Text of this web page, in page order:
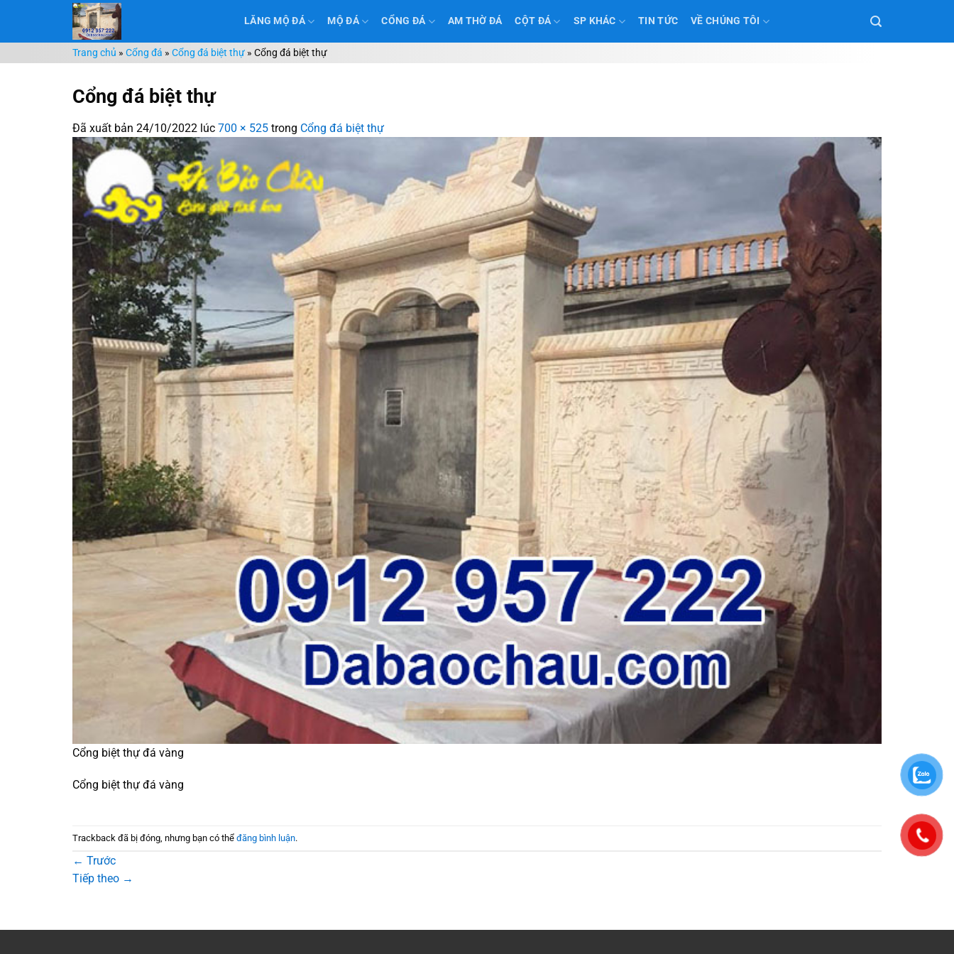
nội
dung
LĂNG MỘ ĐÁ MỘ ĐÁ CỔNG ĐÁ AM THỜ ĐÁ CỘT ĐÁ SP KHÁC TIN TỨC VỀ CHÚNG TÔI
Trang chủ » Cổng đá » Cổng đá biệt thự » Cổng đá biệt thự
Cổng đá biệt thự
Đã xuất bản 24/10/2022 lúc 700 × 525 trong Cổng đá biệt thự
Cổng biệt thự đá vàng
Cổng biệt thự đá vàng
Trackback đã bị đóng, nhưng bạn có thể đăng bình luận.
← Trước
Tiếp theo →